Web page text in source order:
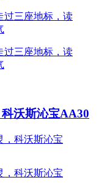
沃斯沁宝AA30